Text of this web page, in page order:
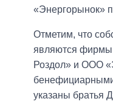
«Энергорынок»
Отметим, что
являются
Роздол» и ООО
указаны братья